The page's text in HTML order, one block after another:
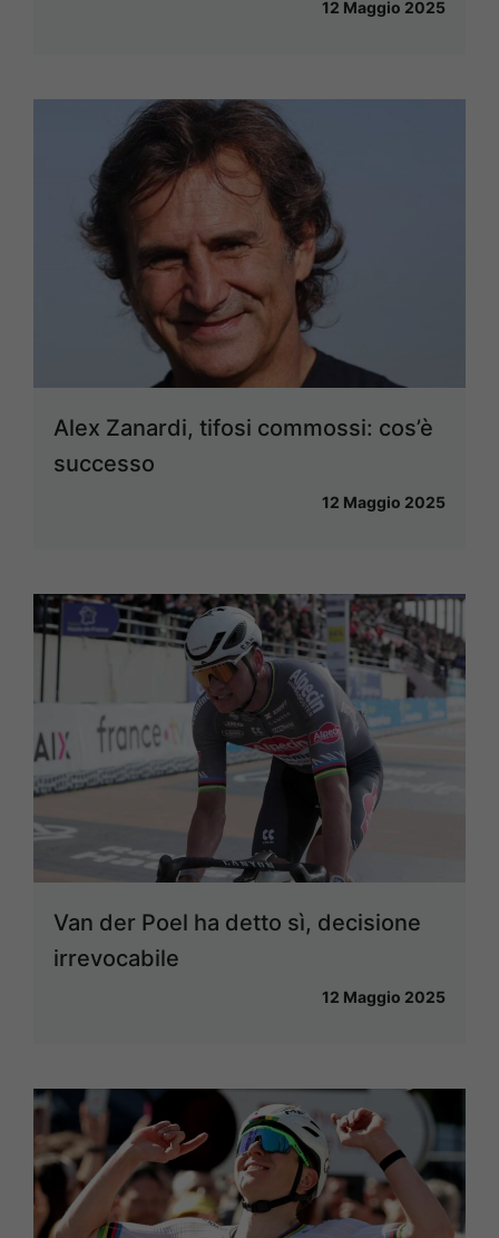
12 Maggio 2025
Alex Zanardi, tifosi commossi: cos’è
successo
12 Maggio 2025
Van der Poel ha detto sì, decisione
irrevocabile
12 Maggio 2025